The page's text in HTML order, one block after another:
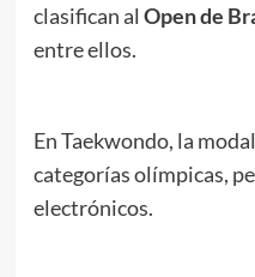
clasifican al Open de
entre ellos.
En Taekwondo, la
categorías olímpicas,
electrónicos.